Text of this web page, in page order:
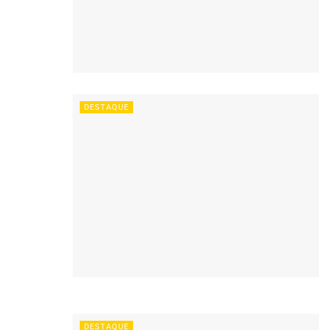
DESTAQUE
DESTAQUE